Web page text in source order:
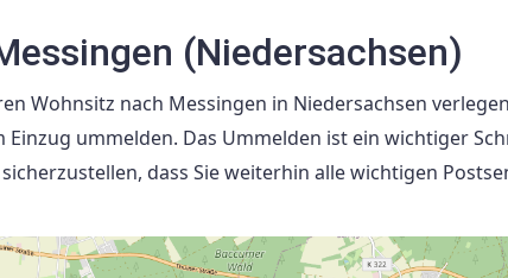
(Niedersachsen)
Wohnsitz nach Messingen in Niedersachsen
Einzug ummelden. Das Ummelden ist ein wichtiger
dass Sie weiterhin alle wichtigen